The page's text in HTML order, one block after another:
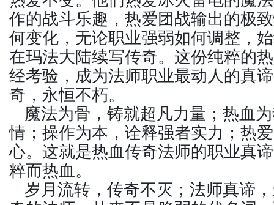
作的战斗乐趣，热爱团战输出的极
何变化，无论职业强弱如何调整，
在玛法大陆续写传奇。这份纯粹的
经考验，成为法师职业最动人的真
奇，永恒不朽。
魔法为骨，铸就超凡力量；热血
情；操作为本，诠释强者实力；热
心。这就是热血传奇法师的职业真
粹而热血。
岁月流转，传奇不灭；法师真谛